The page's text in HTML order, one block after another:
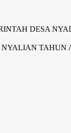
DESA
TAHUN